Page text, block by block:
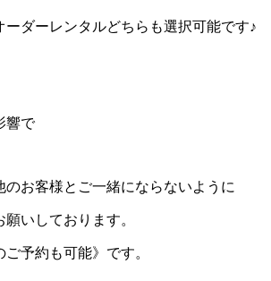
ーダーレンタルどちらも選択可能です♪
響で
のお客様とご一緒にならないように
願いしております。
ご予約も可能》です。